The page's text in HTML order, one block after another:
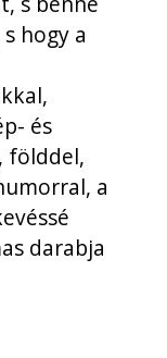
hogy a
és
földdel,
a
darabja